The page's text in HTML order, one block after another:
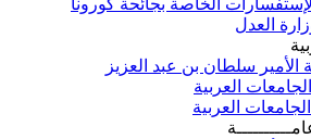
العدل
الأمير سلطان بن عبد العزيز
العربية
الجامعات العربية